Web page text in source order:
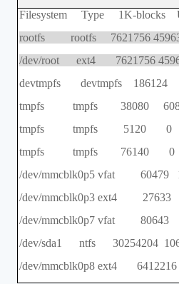
Filesystem Type 1K-blocks
rootfs rootfs 7621756
/dev/root ext4 7621756
devtmpfs devtmpfs
tmpfs tmpfs 38080 608
tmpfs tmpfs 5120 0
tmpfs tmpfs 76140 0
/dev/mmcblk0p5 vfat 60479
/dev/mmcblk0p3 ext4 27633
/dev/mmcblk0p7 vfat 80643
/dev/sda1 ntfs 30254204
/dev/mmcblk0p8 ext4 6412216